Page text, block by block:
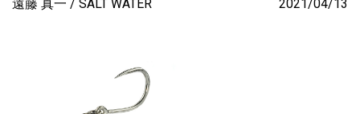
遠藤 真一 SALT WATER 2021/04/13